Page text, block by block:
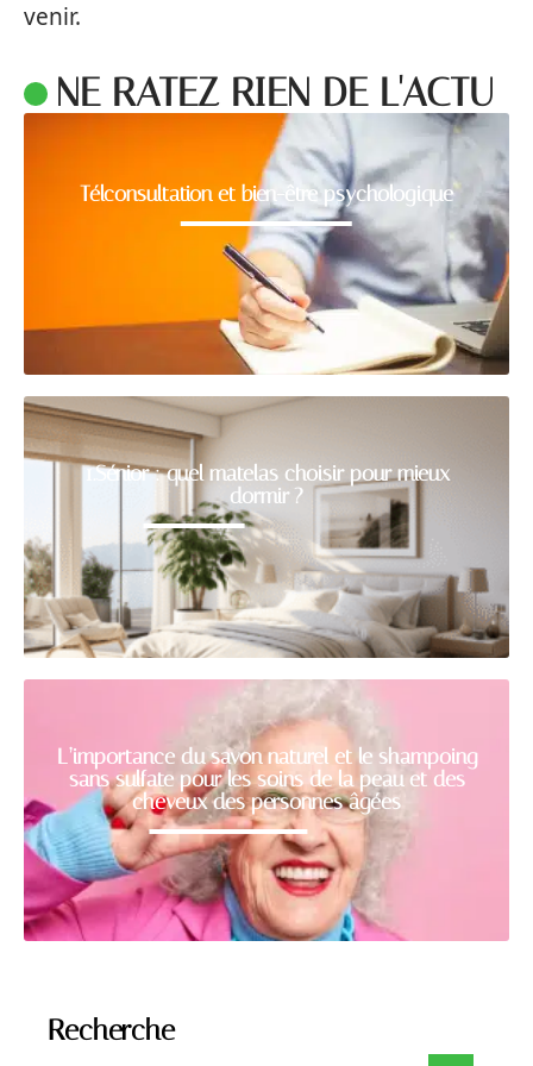
venir.
NE RATEZ RIEN DE L'ACTU
Télconsultation et bien-être psychologique
1.Sénior : quel matelas choisir pour mieux
dormir ?
L’importance du savon naturel et le shampoing
sans sulfate pour les soins de la peau et des
cheveux des personnes âgées
Recherche